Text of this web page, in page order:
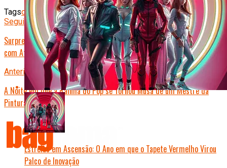
Tagscelebridadesmúsica
Seguinte
Surpresa em Hollywood: Estrela do Rock Revela Casamento Secreto
com Atriz Premiada
Anterior
A Noite em que a Rainha do Pop se Tornou Musa de um Mestre da
Pintura
Estrelas em Ascensão: O Ano em que o Tapete Vermelho Virou
Palco de Inovação